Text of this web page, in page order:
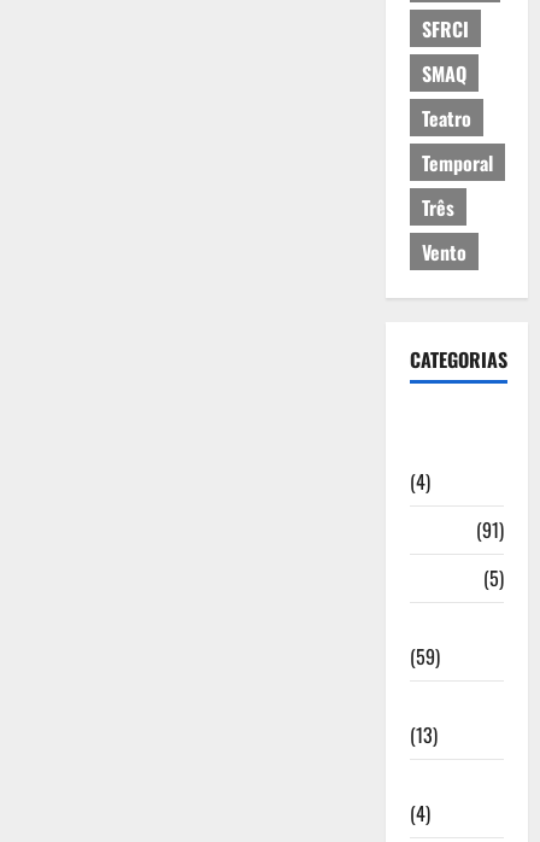
SFRCI
SMAQ
Teatro
Temporal
Três
Vento
CATEGORIAS
(4)
(91)
(5)
(59)
(13)
(4)